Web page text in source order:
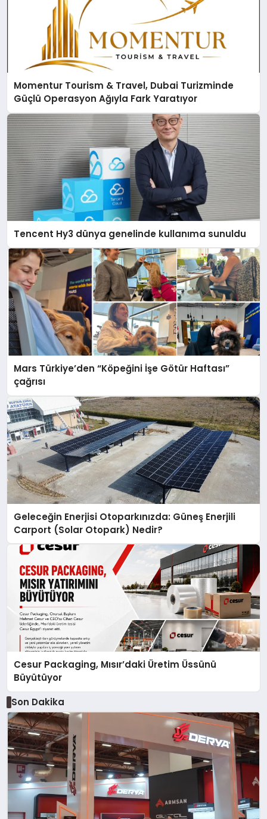
Momentur Tourism & Travel, Dubai Turizminde
Güçlü Operasyon Ağıyla Fark Yaratıyor
Tencent Hy3 dünya genelinde kullanıma sunuldu
Mars Türkiye’den “Köpeğini İşe Götür Haftası”
çağrısı
Geleceğin Enerjisi Otoparkınızda: Güneş Enerjili
Carport (Solar Otopark) Nedir?
Cesur Packaging, Mısır’daki Üretim Üssünü
Büyütüyor
Son Dakika